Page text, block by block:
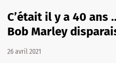
C’était il y a 40 ans
Bob Marley
26 avril 2021